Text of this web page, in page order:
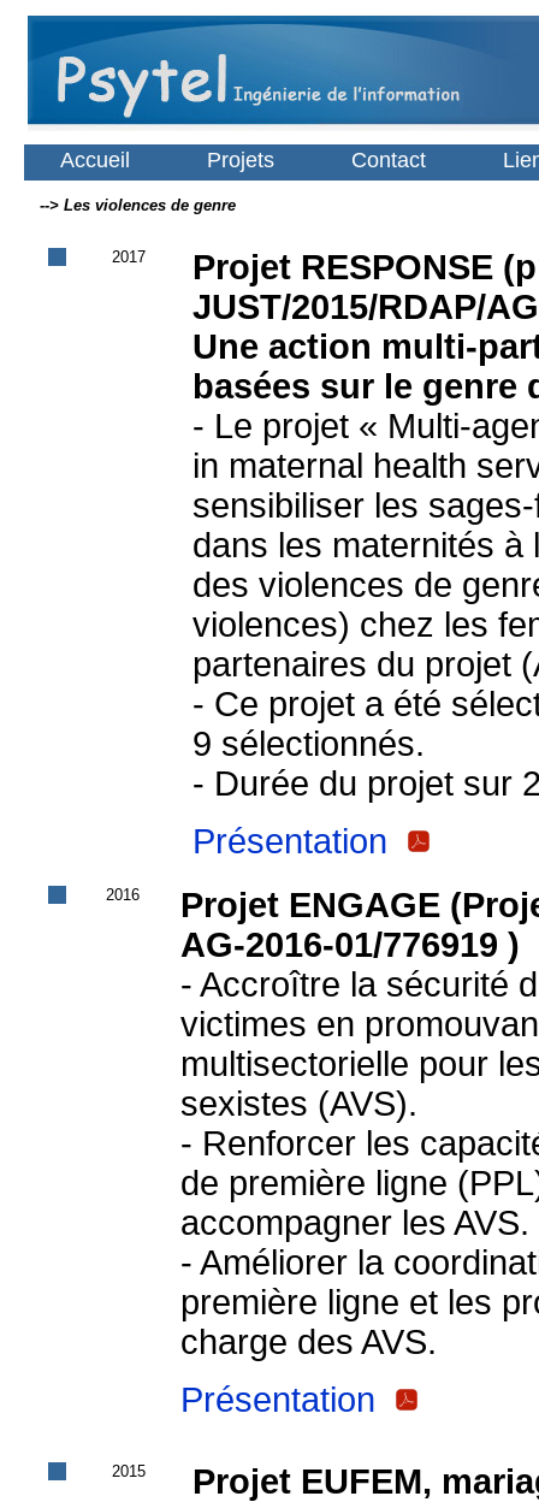
Accueil Projets Contact
--> Les violences de genre
2017
Projet RESPONSE
JUST/2015/RDAP/
Une action multi-
basées sur le genre
- Le projet « Multi-
in maternal health
sensibiliser les
dans les maternités à
des violences de
violences) chez les
partenaires du projet
- Ce projet a été
9 sélectionnés.
- Durée du projet sur
Présentation
2016
Projet ENGAGE
AG‐2016‐01/776919 )
‐ Accroître la sécurité
victimes en
multisectorielle pour
sexistes (AVS).
‐ Renforcer les
de première ligne
accompagner les AVS.
‐ Améliorer la
première ligne et les
charge des AVS.
Présentation
2015 Projet EUFEM,